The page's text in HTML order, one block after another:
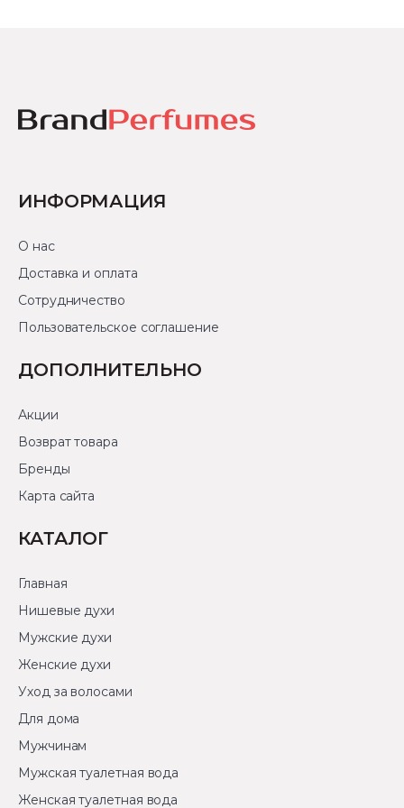
ИНФОРМАЦИЯ
О нас
Доставка и оплата
Сотрудничество
Пользовательское соглашение
ДОПОЛНИТЕЛЬНО
Акции
Возврат товара
Бренды
Карта сайта
КАТАЛОГ
Главная
Нишевые духи
Мужские духи
Женские духи
Уход за волосами
Для дома
Мужчинам
Мужская туалетная вода
Женская туалетная вода